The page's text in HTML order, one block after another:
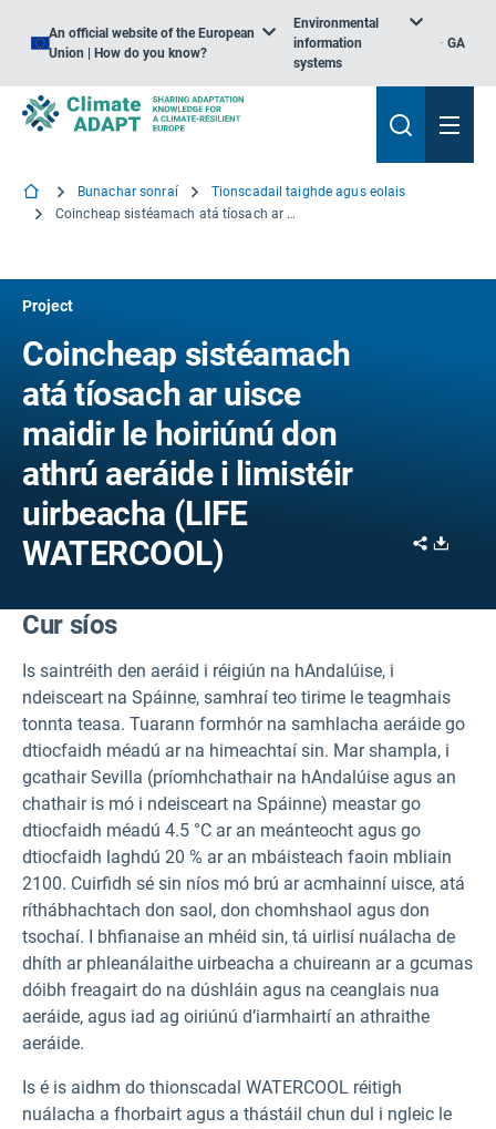
An official website of the European
Union | How do you know?
Environmental
information
systems
GA
Bunachar sonraí
Tionscadail taighde agus eolais
Coincheap sistéamach atá tíosach ar uisce maidir le hoiriúnú don athrú aeráide i limistéir uirbeacha
Project
Coincheap sistéamach
atá tíosach ar uisce
maidir le hoiriúnú don
athrú aeráide i limistéir
uirbeacha (LIFE
WATERCOOL)
Share
Cur síos
Is saintréith den aeráid i réigiún na hAndalúise, i
ndeisceart na Spáinne, samhraí teo tirime le teagmhais
tonnta teasa. Tuarann formhór na samhlacha aeráide go
dtiocfaidh méadú ar na himeachtaí sin. Mar shampla, i
gcathair Sevilla (príomhchathair na hAndalúise agus an
chathair is mó i ndeisceart na Spáinne) meastar go
dtiocfaidh méadú 4.5 °C ar an meánteocht agus go
dtiocfaidh laghdú 20 % ar an mbáisteach faoin mbliain
2100. Cuirfidh sé sin níos mó brú ar acmhainní uisce, atá
ríthábhachtach don saol, don chomhshaol agus don
tsochaí. I bhfianaise an mhéid sin, tá uirlisí nuálacha de
dhíth ar phleanálaithe uirbeacha a chuireann ar a gcumas
dóibh freagairt do na dúshláin agus na ceanglais nua
aeráide, agus iad ag oiriúnú d’iarmhairtí an athraithe
aeráide.
Is é is aidhm do thionscadal WATERCOOL réitigh
nuálacha a fhorbairt agus a thástáil chun dul i ngleic le